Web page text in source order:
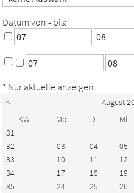
Datum von - bis:
* Nur aktuelle anzeigen
< August
KW
Mo Di Mi
31
32
03 04 05
33
10 11 12
34
17 18 19
35
24 25 26